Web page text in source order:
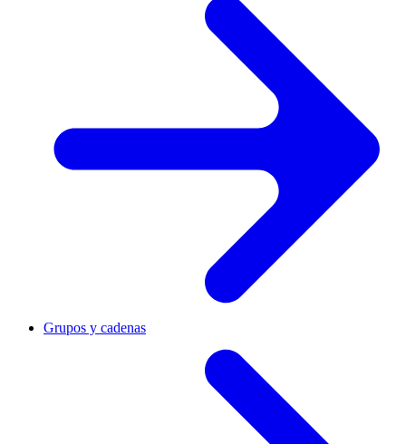
Grupos y cadenas